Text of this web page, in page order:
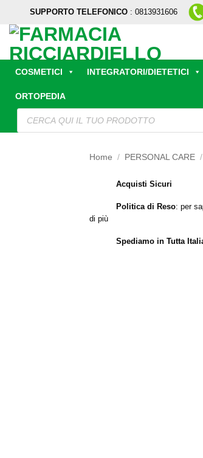
contenuti
SUPPORTO TELEFONICO : 0813931606
COSMETICI INTEGRATORI/DIETETICI
ORTOPEDIA
Ricerca
prodotti
Home / PERSONAL CARE /
Acquisti Sicuri
Politica di Reso: per
di più
Spediamo in Tutta